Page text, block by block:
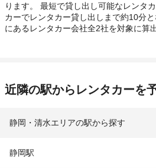
ります。 最短で貸し出し可能なレンタ
カーでレンタカー貸し出しまで約10分
にあるレンタカー会社全2社を対象に算
近隣の駅からレンタカーを
静岡・清水エリアの駅から探す
静岡駅